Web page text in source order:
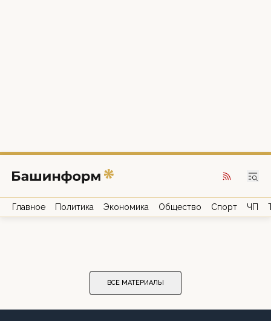
Главное Политика Экономика Общество Спорт ЧП
ВСЕ МАТЕРИАЛЫ